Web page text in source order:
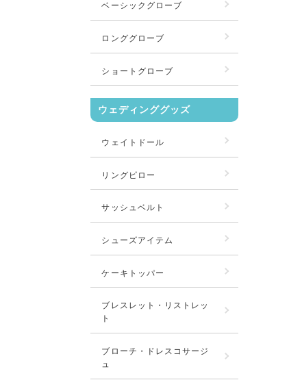
ベーシックグローブ
ロンググローブ
ショートグローブ
ウェディンググッズ
ウェイトドール
リングピロー
サッシュベルト
シューズアイテム
ケーキトッパー
ブレスレット・リストレッ
ト
ブローチ・ドレスコサージ
ュ